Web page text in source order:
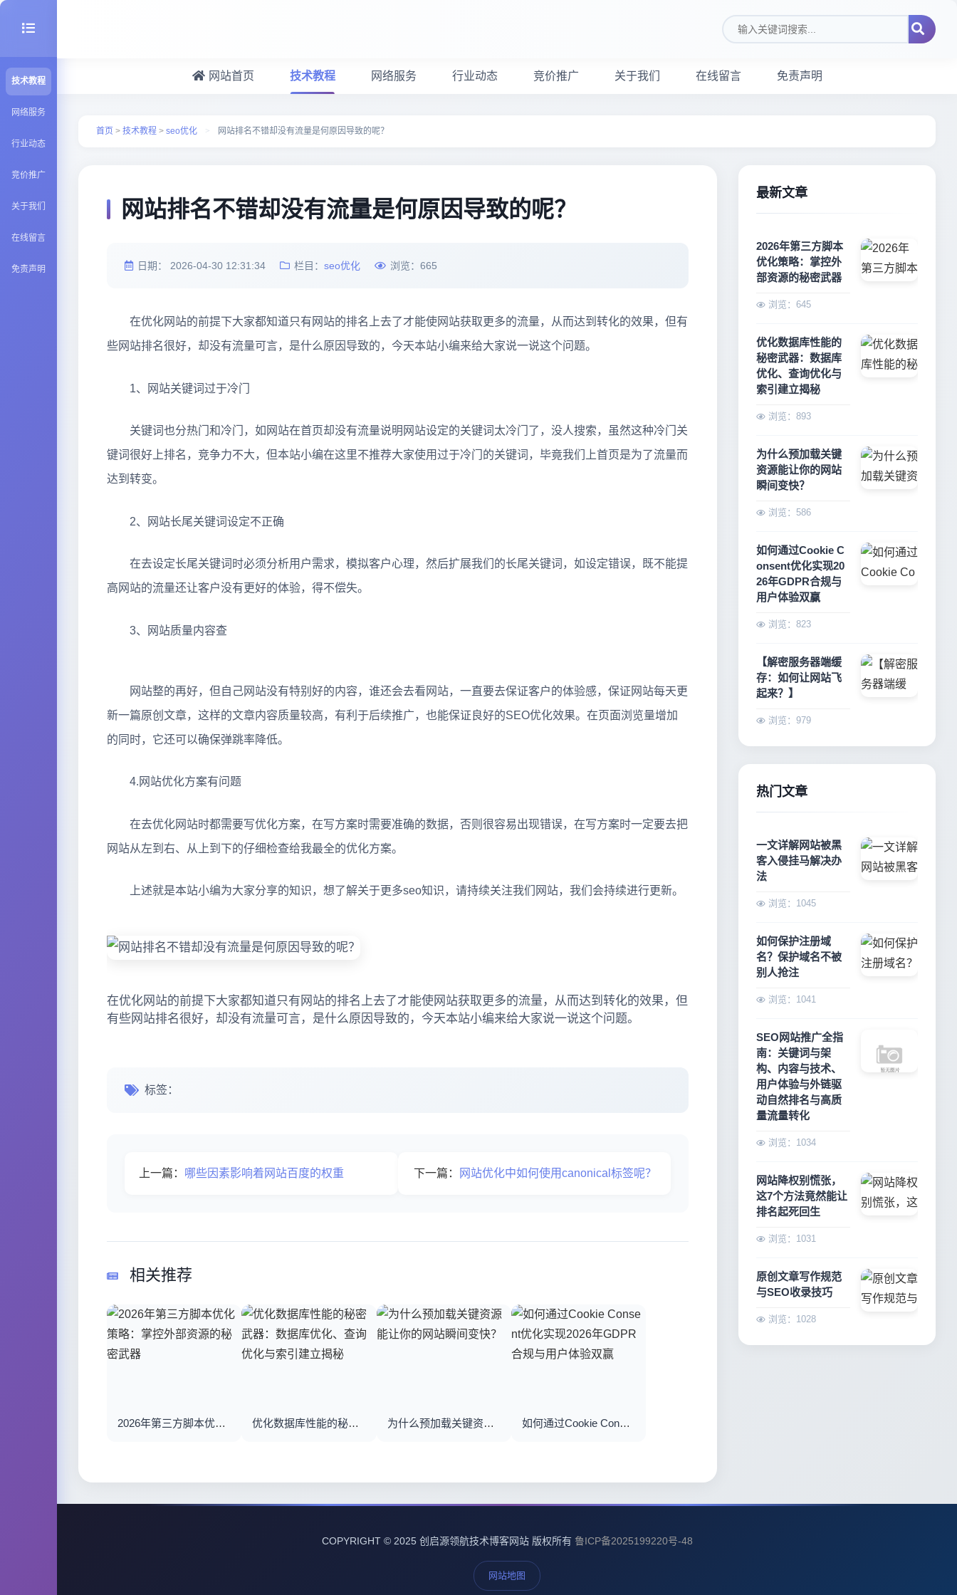
技术教程
seo优化
网络服务
行业动态
竞价推广
关于我们
在线留言
免责声明
搜索关键词
网站首页 技术教程 网络服务 行业动态 竞价推广 关于我们 在线留言 免责声明
首页 > 技术教程 > seo优化 > 网站排名不错却没有流量是何原因导致的呢？
网站排名不错却没有流量是何原因导致的呢？
日期： 2026-04-30 12:31:34 栏目： seo优化 浏览： 665
在优化网站的前提下大家都知道只有网站的排名上去了才能使网站获取更多的流量，从而达到转化的效果，但有
些网站排名很好，却没有流量可言，是什么原因导致的，今天本站小编来给大家说一说这个问题。
1、网站关键词过于冷门
关键词也分热门和冷门，如网站在首页却没有流量说明网站设定的关键词太冷门了，没人搜索，虽然这种冷门关
键词很好上排名，竞争力不大，但本站小编在这里不推荐大家使用过于冷门的关键词，毕竟我们上首页是为了流量而
达到转变。
2、网站长尾关键词设定不正确
在去设定长尾关键词时必须分析用户需求，模拟客户心理，然后扩展我们的长尾关键词，如设定错误，既不能提
高网站的流量还让客户没有更好的体验，得不偿失。
3、网站质量内容查
网站整的再好，但自己网站没有特别好的内容，谁还会去看网站，一直要去保证客户的体验感，保证网站每天更
新一篇原创文章，这样的文章内容质量较高，有利于后续推广，也能保证良好的SEO优化效果。在页面浏览量增加
的同时，它还可以确保弹跳率降低。
4.网站优化方案有问题
在去优化网站时都需要写优化方案，在写方案时需要准确的数据，否则很容易出现错误，在写方案时一定要去把
网站从左到右、从上到下的仔细检查给我最全的优化方案。
上述就是本站小编为大家分享的知识，想了解关于更多seo知识，请持续关注我们网站，我们会持续进行更新。
在优化网站的前提下大家都知道只有网站的排名上去了才能使网站获取更多的流量，从而达到转化的效果，但
有些网站排名很好，却没有流量可言，是什么原因导致的，今天本站小编来给大家说一说这个问题。
标签：
上一篇： 哪些因素影响着网站百度的权重 下一篇： 网站优化中如何使用canonical标签呢？
相关推荐
2026年第三方脚本优化策略：掌控外部资源的秘密武器 优化数据库性能的秘密武器：数据库优化、查询优化与索引建立揭秘 为什么预加载关键资源能让你的网站瞬间变快？ 如何通过Cookie Consent优化实现2026年GDPR合规与用户体验双赢
最新文章
2026年第三方脚本
优化策略：掌控外
部资源的秘密武器
浏览：645
优化数据库性能的
秘密武器：数据库
优化、查询优化与
索引建立揭秘
浏览：893
为什么预加载关键
资源能让你的网站
瞬间变快？
浏览：586
如何通过Cookie C
onsent优化实现20
26年GDPR合规与
用户体验双赢
浏览：823
【解密服务器端缓
存：如何让网站飞
起来？】
浏览：979
热门文章
一文详解网站被黑
客入侵挂马解决办
法
浏览：1045
如何保护注册域
名？保护域名不被
别人抢注
浏览：1041
SEO网站推广全指
南：关键词与架
构、内容与技术、
用户体验与外链驱
动自然排名与高质
量流量转化
浏览：1034
网站降权别慌张，
这7个方法竟然能让
排名起死回生
浏览：1031
原创文章写作规范
与SEO收录技巧
浏览：1028
COPYRIGHT © 2025 创启源领航技术博客网站 版权所有 鲁ICP备2025199220号-48
网站地图